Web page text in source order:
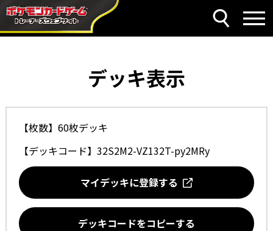
デッキ表示
【枚数】60枚デッキ
【デッキコード】 32S2M2-VZ132T-py2MRy
マイデッキに登録する
デッキコードをコピーする